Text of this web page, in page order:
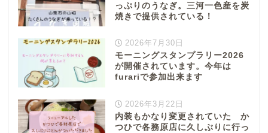
っぷりのうなぎ。三河一色産を炭
焼きで提供されている！
2026年7月30日
モーニングスタンプラリー2026
が開催されています。今年は
furariで参加出来ます
2026年3月22日
内装もかなり変更されていた か
つひで各務原店に久しぶりに行っ